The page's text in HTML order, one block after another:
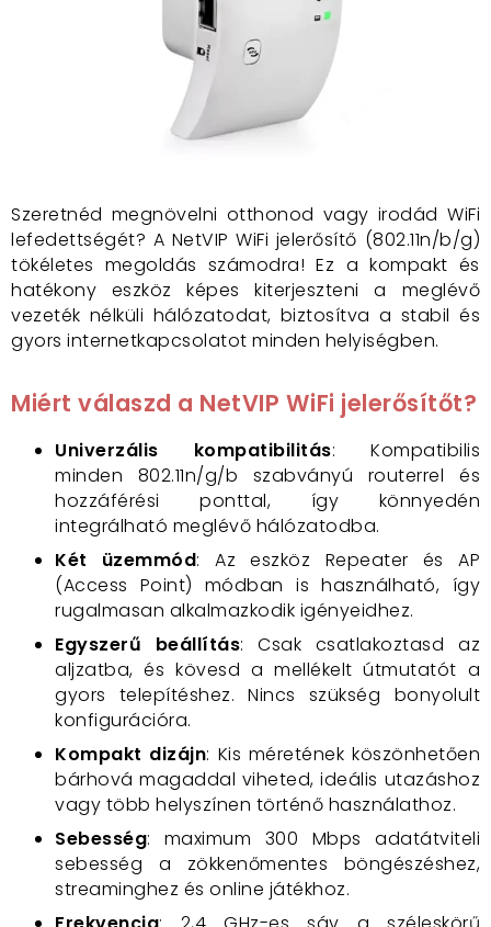
Szeretnéd megnövelni otthonod vagy irodád WiFi
lefedettségét? A NetVIP WiFi jelerősítő (802.11n/b/g)
tökéletes megoldás számodra! Ez a kompakt és
hatékony eszköz képes kiterjeszteni a meglévő
vezeték nélküli hálózatodat, biztosítva a stabil és
gyors internetkapcsolatot minden helyiségben.
Miért válaszd a NetVIP WiFi jelerősítőt?
Univerzális kompatibilitás: Kompatibilis
minden 802.11n/g/b szabványú routerrel és
hozzáférési ponttal, így könnyedén
integrálható meglévő hálózatodba.
Két üzemmód: Az eszköz Repeater és AP
(Access Point) módban is használható, így
rugalmasan alkalmazkodik igényeidhez.
Egyszerű beállítás: Csak csatlakoztasd az
aljzatba, és kövesd a mellékelt útmutatót a
gyors telepítéshez. Nincs szükség bonyolult
konfigurációra.
Kompakt dizájn: Kis méretének köszönhetően
bárhová magaddal viheted, ideális utazáshoz
vagy több helyszínen történő használathoz.
Sebesség: maximum 300 Mbps adatátviteli
sebesség a zökkenőmentes böngészéshez,
streaminghez és online játékhoz.